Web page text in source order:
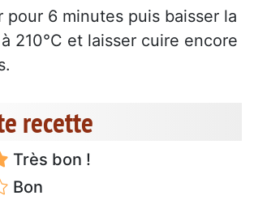
pour 6 minutes puis baisser la
210°C et laisser cuire encore
recette
Très bon !
Bon